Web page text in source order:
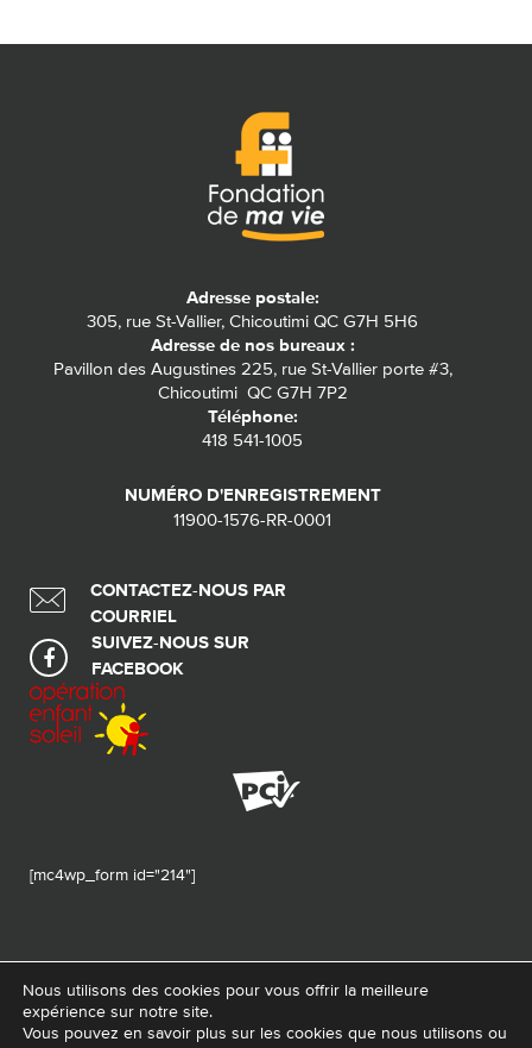
Adresse postale:
305, rue St-Vallier, Chicoutimi QC G7H 5H6
Adresse de nos bureaux :
Pavillon des Augustines 225, rue St-Vallier porte #3,
Chicoutimi QC G7H 7P2
Téléphone:
418 541-1005
NUMÉRO D'ENREGISTREMENT
11900-1576-RR-0001
CONTACTEZ-NOUS PAR
COURRIEL
SUIVEZ-NOUS SUR
FACEBOOK
[mc4wp_form id="214"]
© 2026 Tous droits réservés - Fondation de ma vie – Pour la santé de la
Nous utilisons des cookies pour vous offrir la meilleure
expérience sur notre site.
Vous pouvez en savoir plus sur les cookies que nous utilisons ou